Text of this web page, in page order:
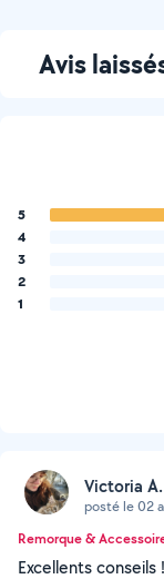
Avis
5
4
3
2
1
Victoria A.
posté le 02
Remorque &
Excellents conseils !